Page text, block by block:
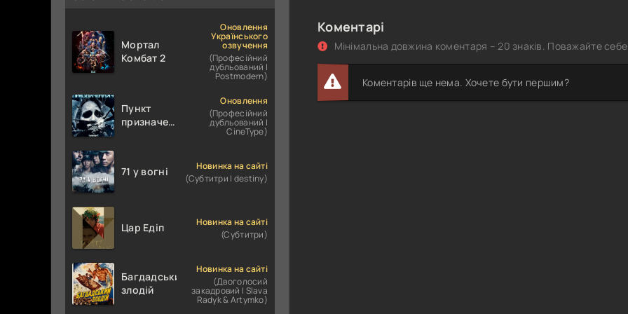
Коментарі
Мінімальна довжина коментаря – 20 знаків. Поважайте себе
Коментарів ще нема. Хочете бути першим?
Мортал
Комбат 2
Оновлення
Українського
озвучення
(Професійний
дубльований |
Postmodern)
Пункт
призначення
Оновлення
(Професійний
дубльований |
CineType)
71 у вогні
Новинка на сайті
(Субтитри | destiny)
Цар Едіп
Новинка на сайті
(Субтитри)
Багдадський
злодій
Новинка на сайті
(Двоголосий
закадровий | Slava
Radyk & Artymko)